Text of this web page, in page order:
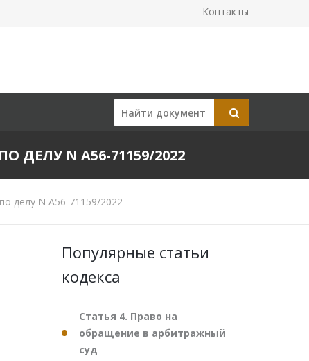
Контакты
ДЕЛУ N А56-71159/2022
делу N А56-71159/2022
Популярные статьи
кодекса
Статья 4. Право на
обращение в арбитражный
суд